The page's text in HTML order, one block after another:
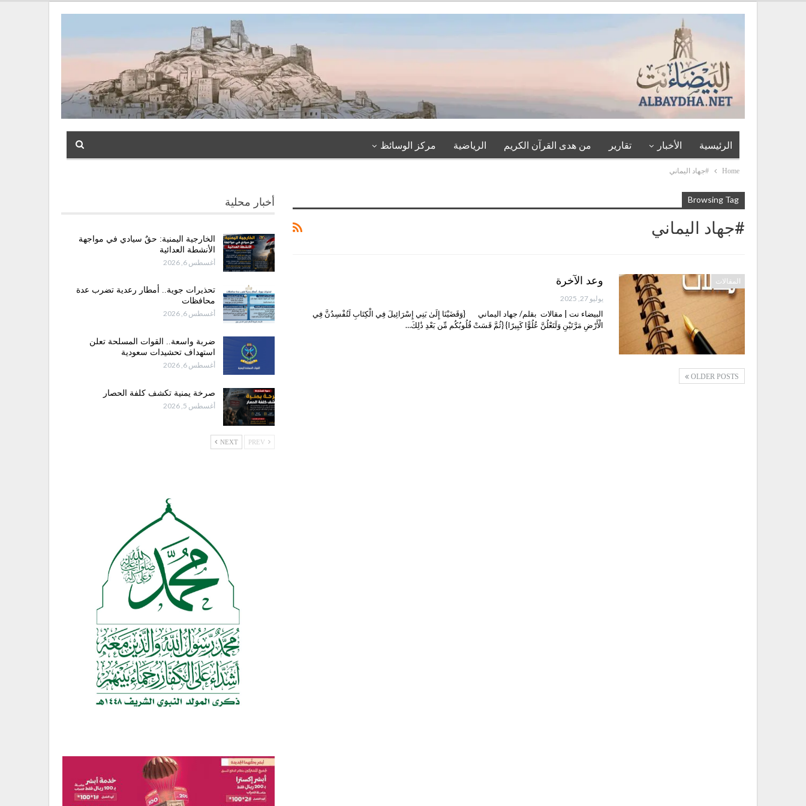
الرئيسية الأخبار تقارير من هدى القرآن الكريم الرياضية مركز الوسائظ
Home #جهاد اليماني
Browsing Tag
#جهاد اليماني
المقالات وعد الآخرة
يوليو 27, 2025
البيضاء نت | مقالات بقلم/ جهاد اليماني {وَقَضَيْنَا إِلَىٰ بَنِي إِسْرَائِيلَ فِي الْكِتَابِ لَتُفْسِدُنَّ فِي
الْأَرْضِ مَرَّتَيْنِ وَلَتَعْلُنَّ عُلُوًّا كَبِيرًا} {ثُمَّ قَسَتْ قُلُوبُكُم مِّن بَعْدِ ذَٰلِكَ…
OLDER POSTS
أخبار محلية
الخارجية اليمنية: حقٌ سيادي في مواجهة
الأنشطة العدائية
أغسطس 6, 2026
تحذيرات جوية.. أمطار رعدية تضرب عدة
محافظات
أغسطس 6, 2026
ضربة واسعة.. القوات المسلحة تعلن
استهداف تحشيدات سعودية
أغسطس 6, 2026
صرخة يمنية تكشف كلفة الحصار
أغسطس 5, 2026
NEXT